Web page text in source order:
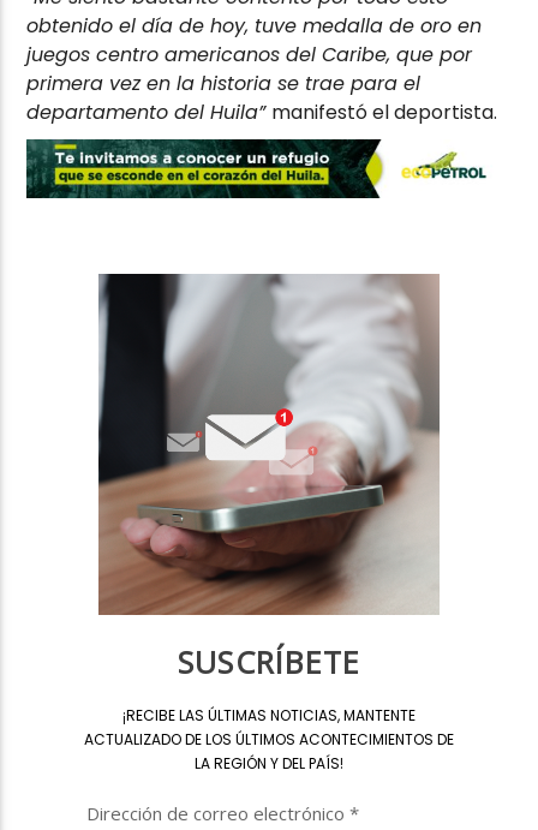
obtenido el día de hoy, tuve medalla de oro en
juegos centro americanos del Caribe, que por
primera vez en la historia se trae para el
departamento del Huila” manifestó el deportista.
SUSCRÍBETE
¡RECIBE LAS ÚLTIMAS NOTICIAS, MANTENTE
ACTUALIZADO DE LOS ÚLTIMOS ACONTECIMIENTOS DE
LA REGIÓN Y DEL PAÍS!